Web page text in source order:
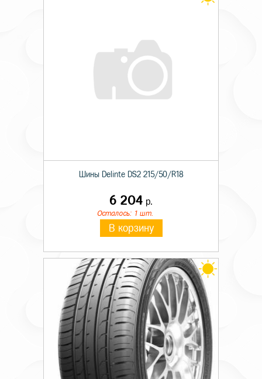
Шины Delinte DS2 215/50/R18
6 204 р.
Осталось: 1 шт.
В корзину